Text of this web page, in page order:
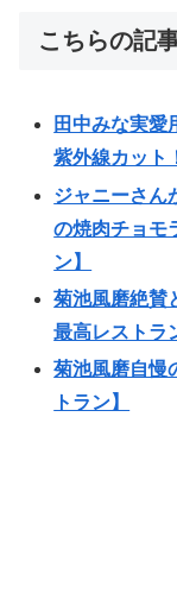
こちらの記
田中みな実愛
紫外線カット
ジャニーさん
の焼肉チョモ
ン】
菊池風磨絶賛
最高レストラ
菊池風磨自慢
トラン】